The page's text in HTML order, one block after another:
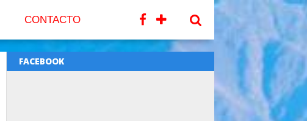
CONTACTO
FACEBOOK